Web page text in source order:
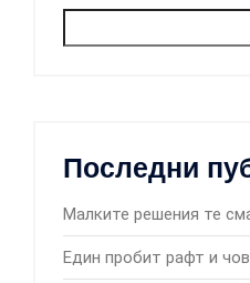
Последни
Малките решения те
Един пробит рафт и